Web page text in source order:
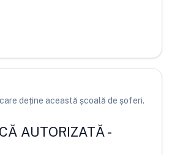
deține această școală de șoferi.
AUTORIZATĂ-